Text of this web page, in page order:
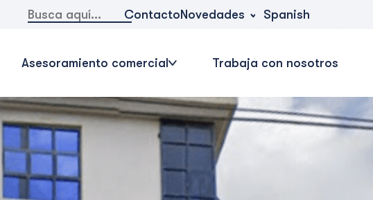
Buscar: ContactoNovedades Spanish
Asesoramiento comercial Trabaja con nosotros